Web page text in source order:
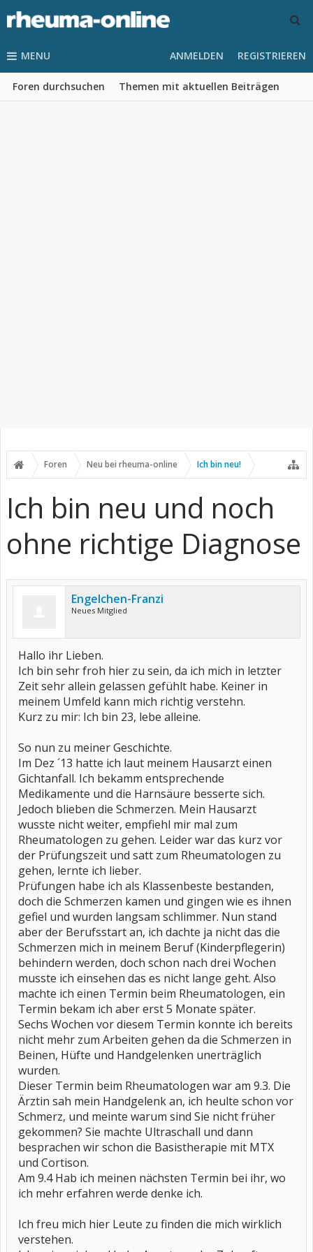
MENU
Foren durchsuchen Themen mit aktuellen Beiträgen
ANMELDEN REGISTRIEREN
Foren Neu bei rheuma-online Ich bin neu!
Ich bin neu und noch
ohne richtige Diagnose
Engelchen-Franzi
Neues Mitglied
Hallo ihr Lieben.
Ich bin sehr froh hier zu sein, da ich mich in letzter
Zeit sehr allein gelassen gefühlt habe. Keiner in
meinem Umfeld kann mich richtig verstehn.
Kurz zu mir: Ich bin 23, lebe alleine.
So nun zu meiner Geschichte.
Im Dez ´13 hatte ich laut meinem Hausarzt einen
Gichtanfall. Ich bekamm entsprechende
Medikamente und die Harnsäure besserte sich.
Jedoch blieben die Schmerzen. Mein Hausarzt
wusste nicht weiter, empfiehl mir mal zum
Rheumatologen zu gehen. Leider war das kurz vor
der Prüfungszeit und satt zum Rheumatologen zu
gehen, lernte ich lieber.
Prüfungen habe ich als Klassenbeste bestanden,
doch die Schmerzen kamen und gingen wie es ihnen
gefiel und wurden langsam schlimmer. Nun stand
aber der Berufsstart an, ich dachte ja nicht das die
Schmerzen mich in meinem Beruf (Kinderpflegerin)
behindern werden, doch schon nach drei Wochen
musste ich einsehen das es nicht lange geht. Also
machte ich einen Termin beim Rheumatologen, ein
Termin bekam ich aber erst 5 Monate später.
Sechs Wochen vor diesem Termin konnte ich bereits
nicht mehr zum Arbeiten gehen da die Schmerzen in
Beinen, Hüfte und Handgelenken unerträglich
wurden.
Dieser Termin beim Rheumatologen war am 9.3. Die
Ärztin sah mein Handgelenk an, ich heulte schon vor
Schmerz, und meinte warum sind Sie nicht früher
gekommen? Sie machte Ultraschall und dann
besprachen wir schon die Basistherapie mit MTX
und Cortison.
Am 9.4 Hab ich meinen nächsten Termin bei ihr, wo
ich mehr erfahren werde denke ich.
Ich freu mich hier Leute zu finden die mich wirklich
verstehen.